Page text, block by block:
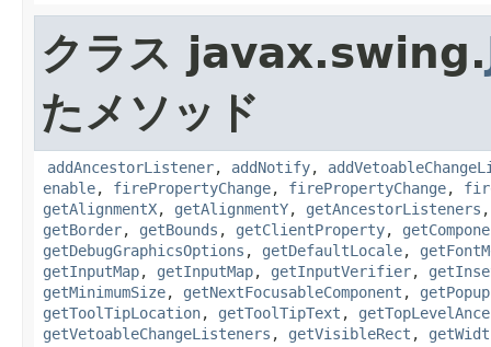
クラス javax.swing.
たメソッド
addAncestorListener, addNotify,
enable, firePropertyChange, firePropertyChange,
getAlignmentX, getAlignmentY, getAncestorListeners
getBorder, getBounds , getClientProperty,
getDebugGraphicsOptions , getDefaultLocale,
getInputMap, getInputMap, getInputVerifier,
getMinimumSize, getNextFocusableComponent ,
getToolTipLocation, getToolTipText ,
getVetoableChangeListeners , getVisibleRect ,